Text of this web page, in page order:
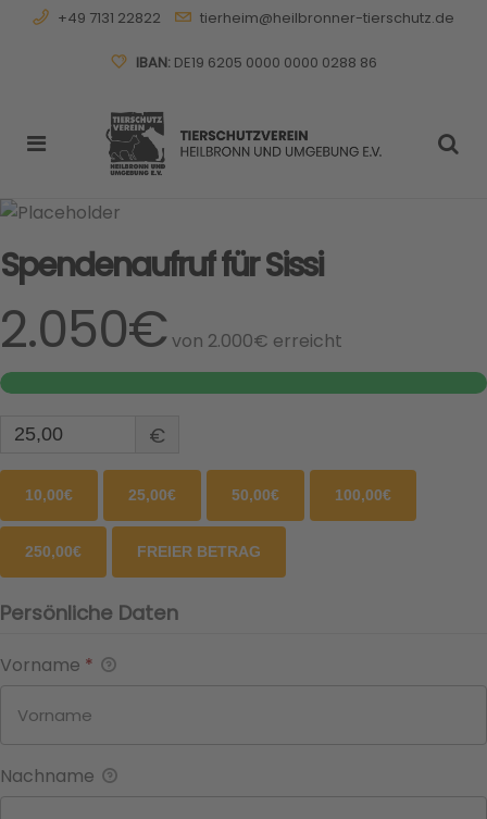
+49 7131 22822 tierheim@heilbronner-tierschutz.de
IBAN:DE19 6205 0000 0000 0288 86
Spendenaufruf für Sissi
2.050€ von 2.000€ erreicht
€
10,00€ 25,00€ 50,00€ 100,00€
250,00€ FREIER BETRAG
Persönliche Daten
Vorname *
Nachname